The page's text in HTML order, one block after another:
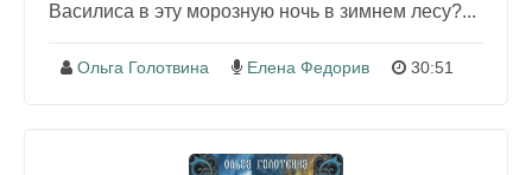
Василиса в эту морозную ночь в зимнем лесу?...
Ольга Голотвина Елена Федорив 30:51